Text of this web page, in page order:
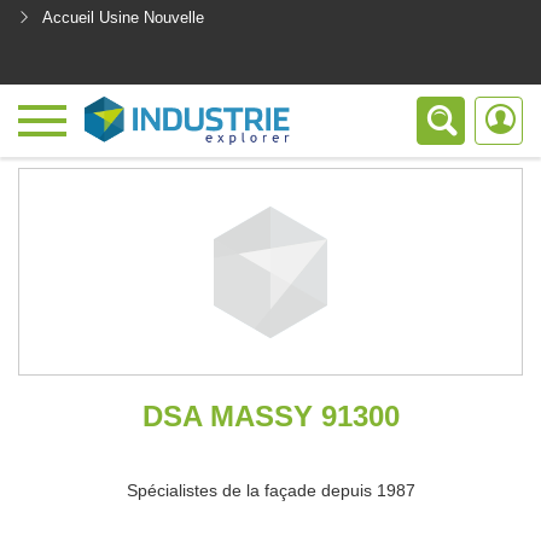
Accueil Usine Nouvelle
DSA MASSY 91300
Spécialistes de la façade depuis 1987